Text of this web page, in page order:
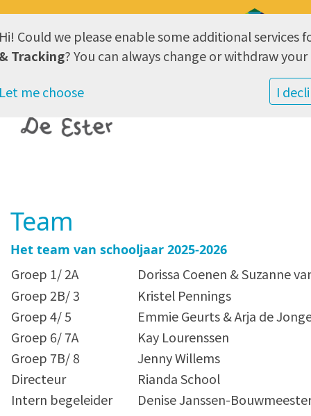
AVG & Privacy
Team
Het team van schooljaar 2025-2026
Groep 1/ 2A
Dorissa Coenen & Suzanne
Groep 2B/ 3
Kristel Pennings
Groep 4/ 5
Emmie Geurts & Arja de
Groep 6/ 7A
Kay Lourenssen
Groep 7B/ 8
Jenny Willems
Directeur
Rianda School
Intern begeleider
Denise Janssen-
Could we please enable some additional services
Tracking? You can always change or withdraw
me choose
I